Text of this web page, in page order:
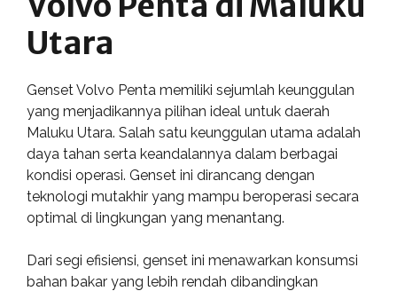
Utara
Genset Volvo Penta memiliki sejumlah keunggulan
yang menjadikannya pilihan ideal untuk daerah
Maluku Utara. Salah satu keunggulan utama adalah
daya tahan serta keandalannya dalam berbagai
kondisi operasi. Genset ini dirancang dengan
teknologi mutakhir yang mampu beroperasi secara
optimal di lingkungan yang menantang.
Dari segi efisiensi, genset ini menawarkan konsumsi
bahan bakar yang lebih rendah dibandingkan